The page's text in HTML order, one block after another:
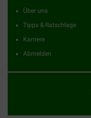
Über uns
Tipps & Ratschlage
Karriere
Abmelden